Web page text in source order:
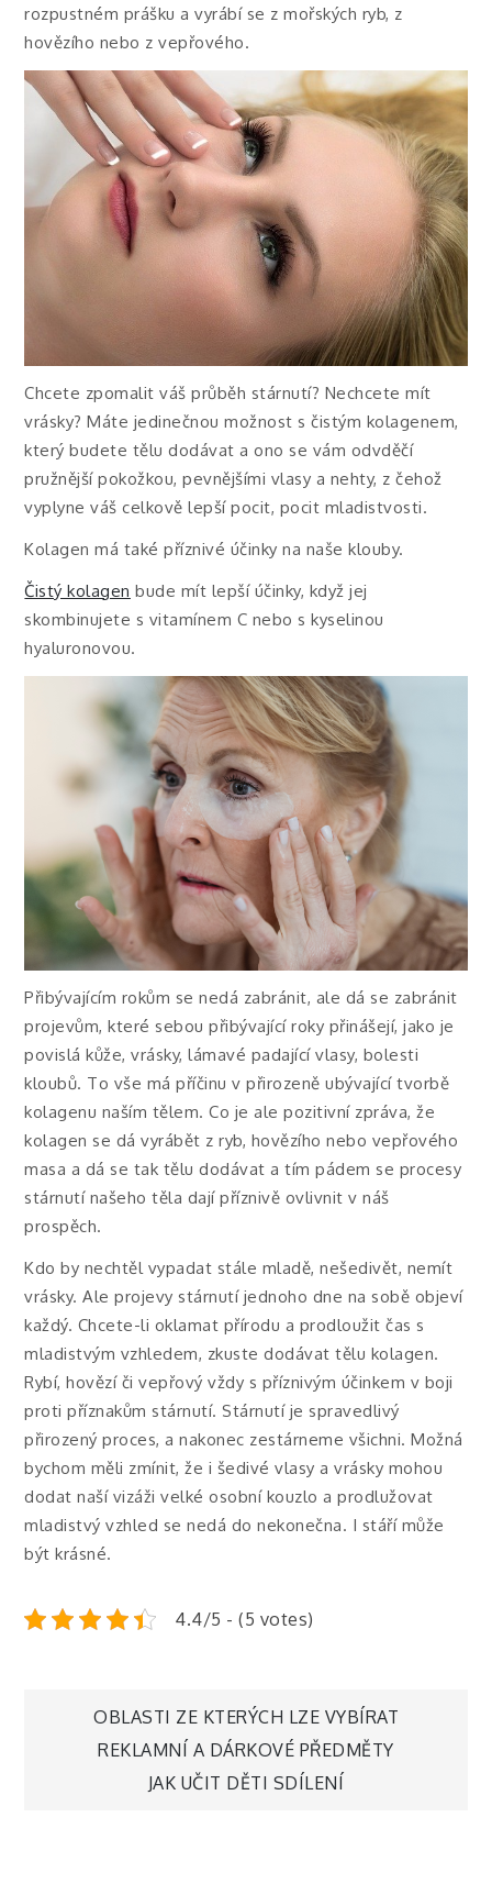
rozpustném prášku a vyrábí se z mořských ryb, z
hovězího nebo z vepřového.
Chcete zpomalit váš průběh stárnutí? Nechcete mít
vrásky? Máte jedinečnou možnost s čistým kolagenem,
který budete tělu dodávat a ono se vám odvděčí
pružnější pokožkou, pevnějšími vlasy a nehty, z čehož
vyplyne váš celkově lepší pocit, pocit mladistvosti.
Kolagen má také příznivé účinky na naše klouby.
Čistý kolagen bude mít lepší účinky, když jej
skombinujete s vitamínem C nebo s kyselinou
hyaluronovou.
Přibývajícím rokům se nedá zabránit, ale dá se zabránit
projevům, které sebou přibývající roky přinášejí, jako je
povislá kůže, vrásky, lámavé padající vlasy, bolesti
kloubů. To vše má příčinu v přirozeně ubývající tvorbě
kolagenu naším tělem. Co je ale pozitivní zpráva, že
kolagen se dá vyrábět z ryb, hovězího nebo vepřového
masa a dá se tak tělu dodávat a tím pádem se procesy
stárnutí našeho těla dají příznivě ovlivnit v náš
prospěch.
Kdo by nechtěl vypadat stále mladě, nešedivět, nemít
vrásky. Ale projevy stárnutí jednoho dne na sobě objeví
každý. Chcete-li oklamat přírodu a prodloužit čas s
mladistvým vzhledem, zkuste dodávat tělu kolagen.
Rybí, hovězí či vepřový vždy s příznivým účinkem v boji
proti příznakům stárnutí. Stárnutí je spravedlivý
přirozený proces, a nakonec zestárneme všichni. Možná
bychom měli zmínit, že i šedivé vlasy a vrásky mohou
dodat naší vizáži velké osobní kouzlo a prodlužovat
mladistvý vzhled se nedá do nekonečna. I stáří může
být krásné.
4.4/5 - (5 votes)
Navigace
OBLASTI ZE KTERÝCH LZE VYBÍRAT
REKLAMNÍ A DÁRKOVÉ PŘEDMĚTY
JAK UČIT DĚTI SDÍLENÍ